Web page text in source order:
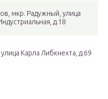
мкр. Радужный, улица
д.18
улица Карла Либкнехта, д.69